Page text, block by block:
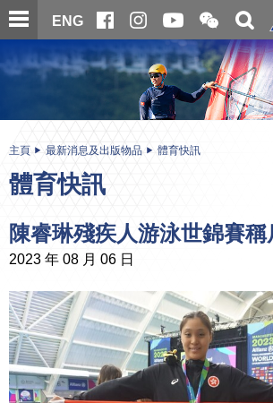
跳
至
內
ENG
開
合
微
信
二
維
碼
關
搜
尋
内
主頁 最新消息及出版物品 體育快訊
體育快訊
陳睿琳殘疾人游泳世錦賽稱
2023 年 08 月 06 日